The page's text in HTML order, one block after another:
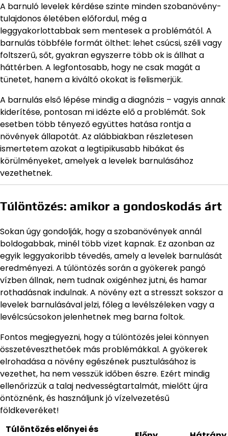
A barnuló levelek kérdése szinte minden szobanövény-
tulajdonos életében előfordul, még a
leggyakorlottabbak sem mentesek a problémától. A
barnulás többféle formát ölthet: lehet csúcsi, széli vagy
foltszerű, sőt, gyakran egyszerre több ok is állhat a
háttérben. A legfontosabb, hogy ne csak magát a
tünetet, hanem a kiváltó okokat is felismerjük.
A barnulás első lépése mindig a diagnózis – vagyis annak
kiderítése, pontosan mi idézte elő a problémát. Sok
esetben több tényező együttes hatása rontja a
növények állapotát. Az alábbiakban részletesen
ismertetem azokat a legtipikusabb hibákat és
körülményeket, amelyek a levelek barnulásához
vezethetnek.
Túlöntözés: amikor a gondoskodás árt
Sokan úgy gondolják, hogy a szobanövények annál
boldogabbak, minél több vizet kapnak. Ez azonban az
egyik leggyakoribb tévedés, amely a levelek barnulását
eredményezi. A túlöntözés során a gyökerek pangó
vízben állnak, nem tudnak oxigénhez jutni, és hamar
rothadásnak indulnak. A növény ezt a stresszt sokszor a
levelek barnulásával jelzi, főleg a levélszéleken vagy a
levélcsúcsokon jelenhetnek meg barna foltok.
Fontos megjegyezni, hogy a túlöntözés jelei könnyen
összetéveszthetőek más problémákkal. A gyökerek
elrohadása a növény egészének pusztulásához is
vezethet, ha nem vesszük időben észre. Ezért mindig
ellenőrizzük a talaj nedvességtartalmát, mielőtt újra
öntöznénk, és használjunk jó vízelvezetésű
földkeveréket!
Túlöntözés előnyei és